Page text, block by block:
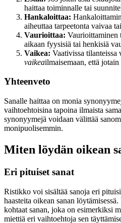
haittaa toiminnalle tai
Hankaloittaa:
aiheuttaa tarpeetonta vaivaa
Vaurioittaa: Vaurioittaminen
aikaan fyysisiä tai henkisiä
Vaikea: Vaativissa tilanteissa
vaikeailmaisemaan, että
Yhteenveto
Sanalle haittaa on monia
vaihtoehtoisina tapoina ilmaista
synonyymejä voidaan välittää
monipuolisemmin.
Miten löydän oikean
Eri pituiset sanat
Ristikko voi sisältää sanoja eri
haasteita oikean sanan
kohtaat sanan, joka on esimerkiksi
miettiä eri vaihtoehtoja sen